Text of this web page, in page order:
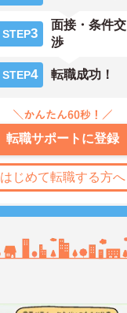
STEP3
面接・条件交
渉
STEP4 転職成功！
転職サポートに登録
はじめて転職する方へ